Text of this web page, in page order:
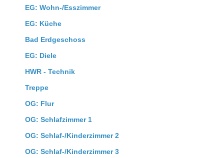
EG: Wohn-/Esszimmer
EG: Küche
Bad Erdgeschoss
EG: Diele
HWR - Technik
Treppe
OG: Flur
OG: Schlafzimmer 1
OG: Schlaf-/Kinderzimmer 2
OG: Schlaf-/Kinderzimmer 3